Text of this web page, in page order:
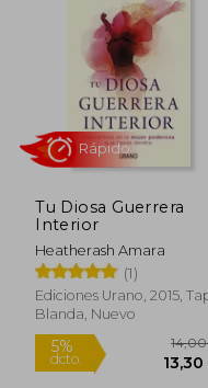
Con un
quienes
ser
mundo
Tu Diosa Guerrera
Interior
Heatherash Amara
(1)
Ediciones Urano, 2015,
Blanda, Nuevo
Rápido